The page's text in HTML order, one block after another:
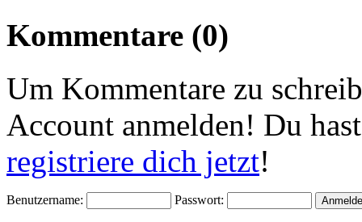
Kommentare (0)
Um Kommentare zu
Account anmelden! Du
registriere dich jetzt!
Benutzername: Passwort: